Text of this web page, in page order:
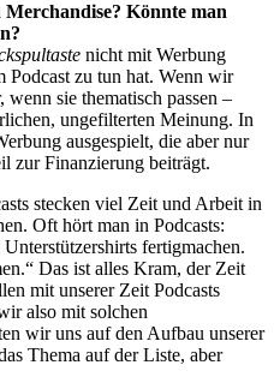
Könnte man
nicht mit Werbung
Podcast zu tun hat. Wenn wir
sie thematisch passen –
ungefilterten Meinung. In
ausgespielt, die aber nur
zur Finanzierung beiträgt.
stecken viel Zeit und Arbeit in
Oft hört man in Podcasts:
fertigmachen.
Das ist alles Kram, der Zeit
mit unserer Zeit Podcasts
also mit solchen
wir uns auf den Aufbau unserer
Thema auf der Liste, aber